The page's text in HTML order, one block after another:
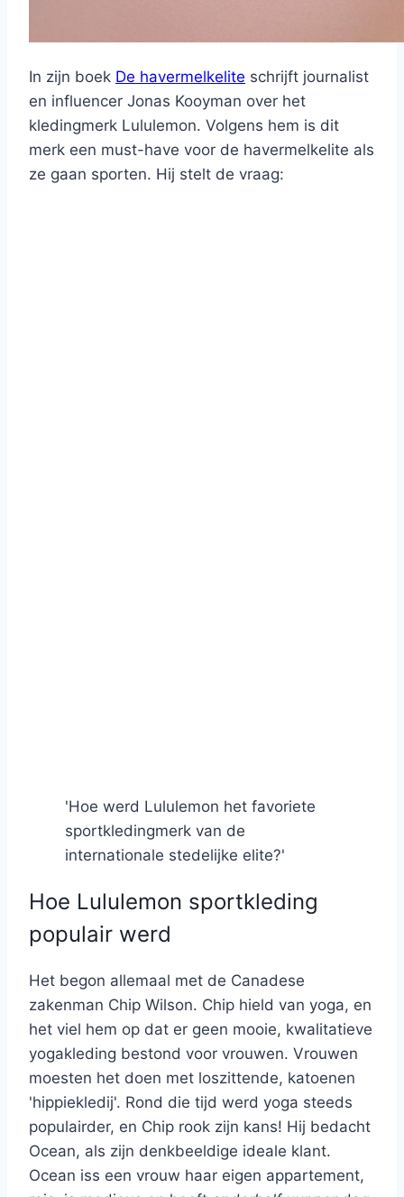
In zijn boek De havermelkelite schrijft journalist
en influencer Jonas Kooyman over het
kledingmerk Lululemon. Volgens hem is dit
merk een must-have voor de havermelkelite als
ze gaan sporten. Hij stelt de vraag:
'Hoe werd Lululemon het favoriete
sportkledingmerk van de
internationale stedelijke elite?'
Hoe Lululemon sportkleding
populair werd
Het begon allemaal met de Canadese
zakenman Chip Wilson. Chip hield van yoga, en
het viel hem op dat er geen mooie, kwalitatieve
yogakleding bestond voor vrouwen. Vrouwen
moesten het doen met loszittende, katoenen
'hippiekledij'. Rond die tijd werd yoga steeds
populairder, en Chip rook zijn kans! Hij bedacht
Ocean, als zijn denkbeeldige ideale klant.
Ocean iss een vrouw haar eigen appartement,